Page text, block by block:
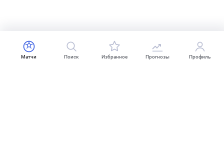
Матчи Поиск Избранное Прогнозы Профиль